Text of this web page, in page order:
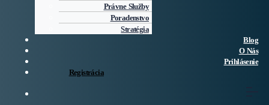
Právne Služby
Poradenstvo
Stratégia
Blog
O Nás
Prihlásenie
Registrácia